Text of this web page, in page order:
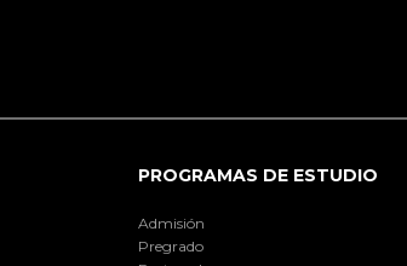
PROGRAMAS DE ESTUDIO
Admisión
Pregrado